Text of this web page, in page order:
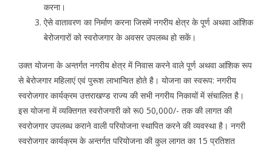
करना।
ऐसे वातावरण का निर्माण करना जिसमें नगरीय क्षेत्र के पूर्ण अथवा आंशिक
बेरोजगारों को स्वरोजगार के अवसर उपलब्ध हो सकें।
उक्त योजना के अन्तर्गत नगरीय क्षेत्र में निवास करने वाले पूर्ण अथवा आंशिक रूप
से बेरोजगार महिलाएं एवं पुरूश लाभान्वित होते है। योजना का स्वरूप: नगरीय
स्वरोजगार कार्यक्रम उत्तराखण्ड राज्य की सभी नगरीय निकायों में संचालित है।
इस योजना में व्यक्तिगत स्वरोजगारी को रू0 50,000/- तक की लागत की
स्वरोजगार उपलब्ध कराने वाली परियोजना स्थापित करने की व्यवस्था है। नगरी
स्वरोजगार कार्यक्रम के अन्तर्गत परियोजना की कुल लागत का 15 प्रतिशत